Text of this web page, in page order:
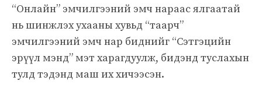
“Онлайн” эмчилгээний эмч нараас ялгаатай
нь шинжлэх ухааны хувьд “таарч”
эмчилгээний эмч нар биднийг “Сэтгэцийн
эрүүл мэнд” мэт харагдуулж, бидэнд туслахын
тулд тэдэнд маш их хичээсэн.